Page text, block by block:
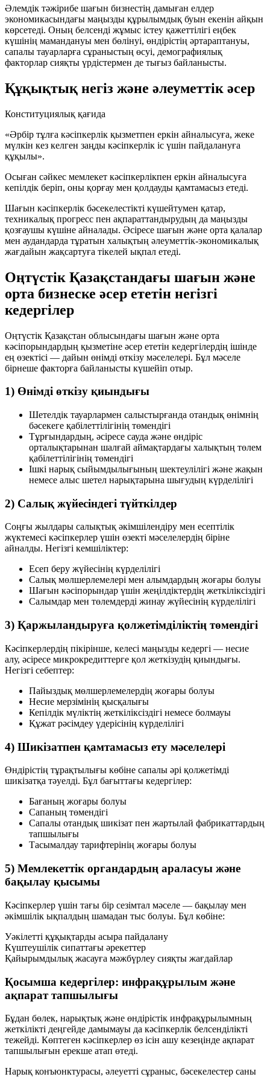
Әлемдік тәжірибе шағын бизнестің дамыған елдер
экономикасындағы маңызды құрылымдық буын екенін айқын
көрсетеді. Оның белсенді жұмыс істеу қажеттілігі еңбек
күшінің мамандануы мен бөлінуі, өндірістің әртараптануы,
сапалы тауарларға сұраныстың өсуі, демографиялық
факторлар сияқты үрдістермен де тығыз байланысты.
Құқықтық негіз және әлеуметтік әсер
Конституциялық қағида
«Әрбір тұлға кәсіпкерлік қызметпен еркін айналысуға, жеке
мүлкін кез келген заңды кәсіпкерлік іс үшін пайдалануға
құқылы».
Осыған сәйкес мемлекет кәсіпкерлікпен еркін айналысуға
кепілдік беріп, оны қорғау мен қолдауды қамтамасыз етеді.
Шағын кәсіпкерлік бәсекелестікті күшейтумен қатар,
техникалық прогресс пен ақпараттандырудың да маңызды
қозғаушы күшіне айналады. Әсіресе шағын және орта қалалар
мен аудандарда тұратын халықтың әлеуметтік-экономикалық
жағдайын жақсартуға тікелей ықпал етеді.
Оңтүстік Қазақстандағы шағын және
орта бизнеске әсер ететін негізгі
кедергілер
Оңтүстік Қазақстан облысындағы шағын және орта
кәсіпорындардың қызметіне әсер ететін кедергілердің ішінде
ең өзектісі — дайын өнімді өткізу мәселелері. Бұл мәселе
бірнеше факторға байланысты күшейіп отыр.
1) Өнімді өткізу қиындығы
Шетелдік тауарлармен салыстырғанда отандық өнімнің
бәсекеге қабілеттілігінің төмендігі
Тұрғындардың, әсіресе сауда және өндіріс
орталықтарынан шалғай аймақтардағы халықтың төлем
қабілеттілігінің төмендігі
Ішкі нарық сыйымдылығының шектеулілігі және жақын
немесе алыс шетел нарықтарына шығудың күрделілігі
2) Салық жүйесіндегі түйткілдер
Соңғы жылдары салықтық әкімшілендіру мен есептілік
жүктемесі кәсіпкерлер үшін өзекті мәселелердің біріне
айналды. Негізгі кемшіліктер:
Есеп беру жүйесінің күрделілігі
Салық мөлшерлемелері мен алымдардың жоғары болуы
Шағын кәсіпорындар үшін жеңілдіктердің жеткіліксіздігі
Салымдар мен төлемдерді жинау жүйесінің күрделілігі
3) Қаржыландыруға қолжетімділіктің төмендігі
Кәсіпкерлердің пікірінше, келесі маңызды кедергі — несие
алу, әсіресе микрокредиттерге қол жеткізудің қиындығы.
Негізгі себептер:
Пайыздық мөлшерлемелердің жоғары болуы
Несие мерзімінің қысқалығы
Кепілдік мүліктің жеткіліксіздігі немесе болмауы
Құжат рәсімдеу үдерісінің күрделілігі
4) Шикізатпен қамтамасыз ету мәселелері
Өндірістің тұрақтылығы көбіне сапалы әрі қолжетімді
шикізатқа тәуелді. Бұл бағыттағы кедергілер:
Бағаның жоғары болуы
Сапаның төмендігі
Сапалы отандық шикізат пен жартылай фабрикаттардың
тапшылығы
Тасымалдау тарифтерінің жоғары болуы
5) Мемлекеттік органдардың араласуы және
бақылау қысымы
Кәсіпкерлер үшін тағы бір сезімтал мәселе — бақылау мен
әкімшілік ықпалдың шамадан тыс болуы. Бұл көбіне:
Уәкілетті құқықтарды асыра пайдалану
Күштеушілік сипаттағы әрекеттер
Қайырымдылық жасауға мәжбүрлеу сияқты жағдайлар
Қосымша кедергілер: инфрақұрылым және
ақпарат тапшылығы
Бұдан бөлек, нарықтық және өндірістік инфрақұрылымның
жеткілікті деңгейде дамымауы да кәсіпкерлік белсенділікті
тежейді. Көптеген кәсіпкерлер өз ісін ашу кезеңінде ақпарат
тапшылығын ерекше атап өтеді.
Нарық конъюнктурасы, әлеуетті сұраныс, бәсекелестер саны